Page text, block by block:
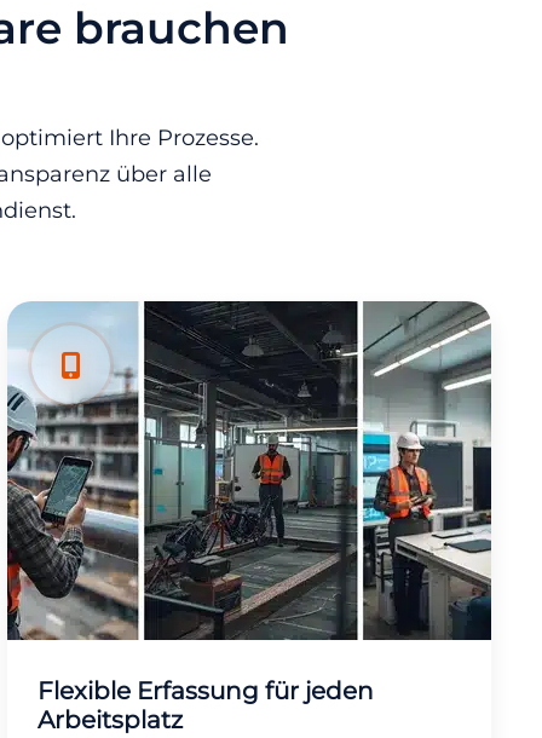
brauchen
Ihre Prozesse.
über alle
Flexible Erfassung für jeden
Arbeitsplatz